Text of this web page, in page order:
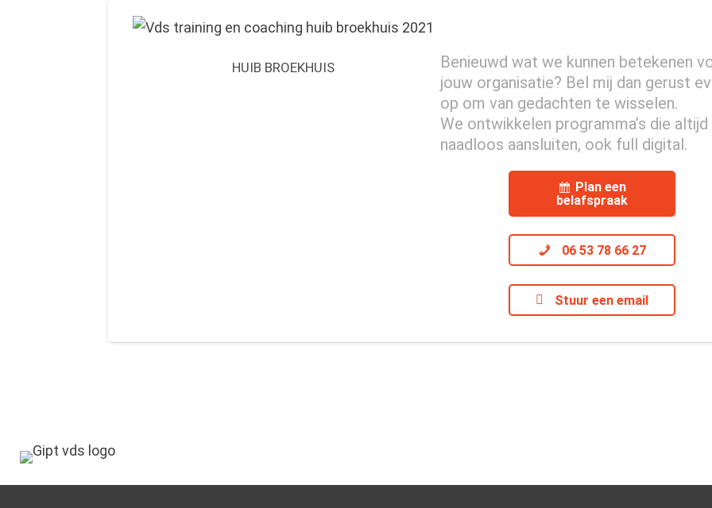
HUIB BROEKHUIS
Benieuwd wat we kunnen betekenen
jouw organisatie? Bel mij dan gerust
op om van gedachten te wisselen.
We ontwikkelen programma’s die altijd
naadloos aansluiten, ook full digital.
Plan een
belafspraak
06 53 78 66 27
Stuur een email